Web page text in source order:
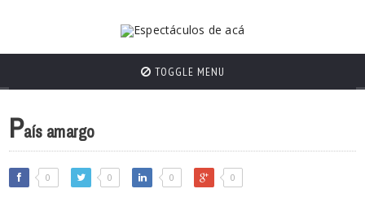
TOGGLE MENU
País amargo
0 0 0 0